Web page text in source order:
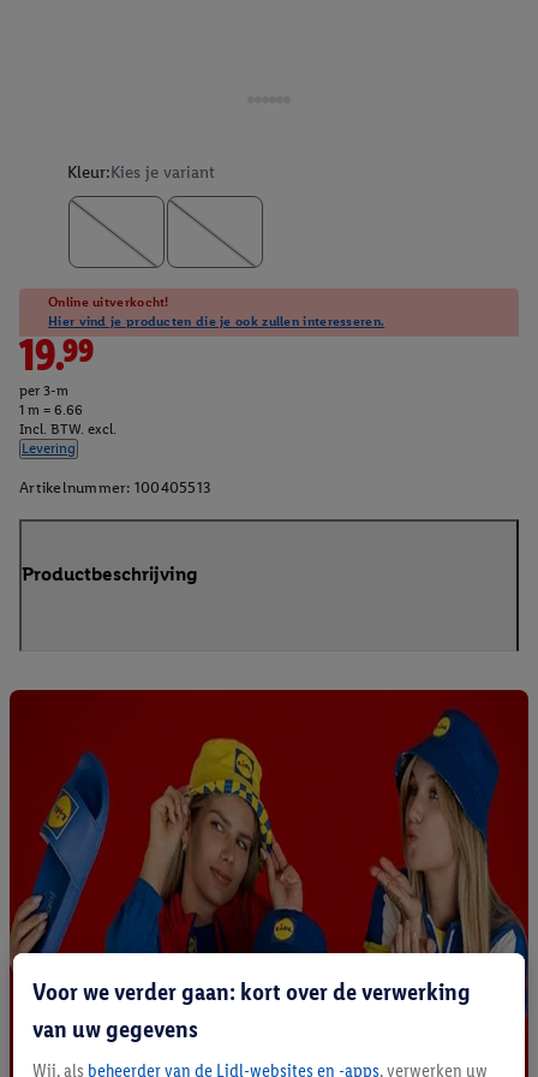
Kleur:Kies je variant
Online uitverkocht!
Hier vind je producten die je ook zullen interesseren.
19.99
per 3-m
1 m = 6.66
Incl. BTW. excl.
Levering
Artikelnummer: 100405513
Productbeschrijving
Voor we verder gaan: kort over de verwerking
van uw gegevens
Wij, als beheerder van de Lidl-websites en -apps, verwerken uw